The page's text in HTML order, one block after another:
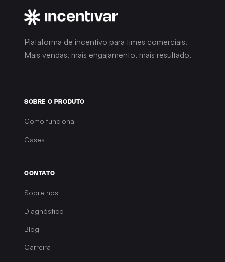
seus resultados?
Plataforma de incentivo para times comerciais.
Mais vendas, mais engajamento, mais resultado.
Como funciona
Cases
Sobre nós
Diagnóstico
Blog
Carreira